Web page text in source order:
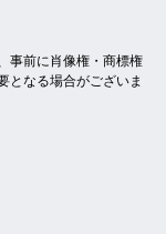
事前に肖像権・商標権
となる場合がございま